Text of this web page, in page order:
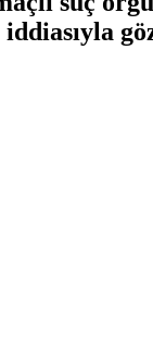
iddiasıyla